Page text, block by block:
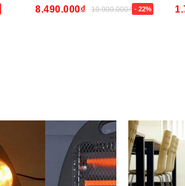
8.490.000₫ 10.900.000₫ - 22%